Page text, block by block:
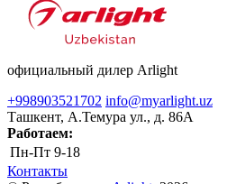
официальный дилер Arlight
+998903521702 info@myarlight.uz
Ташкент, А.Темура ул., д. 86А
Работаем:
Пн-Пт 9-18
Контакты